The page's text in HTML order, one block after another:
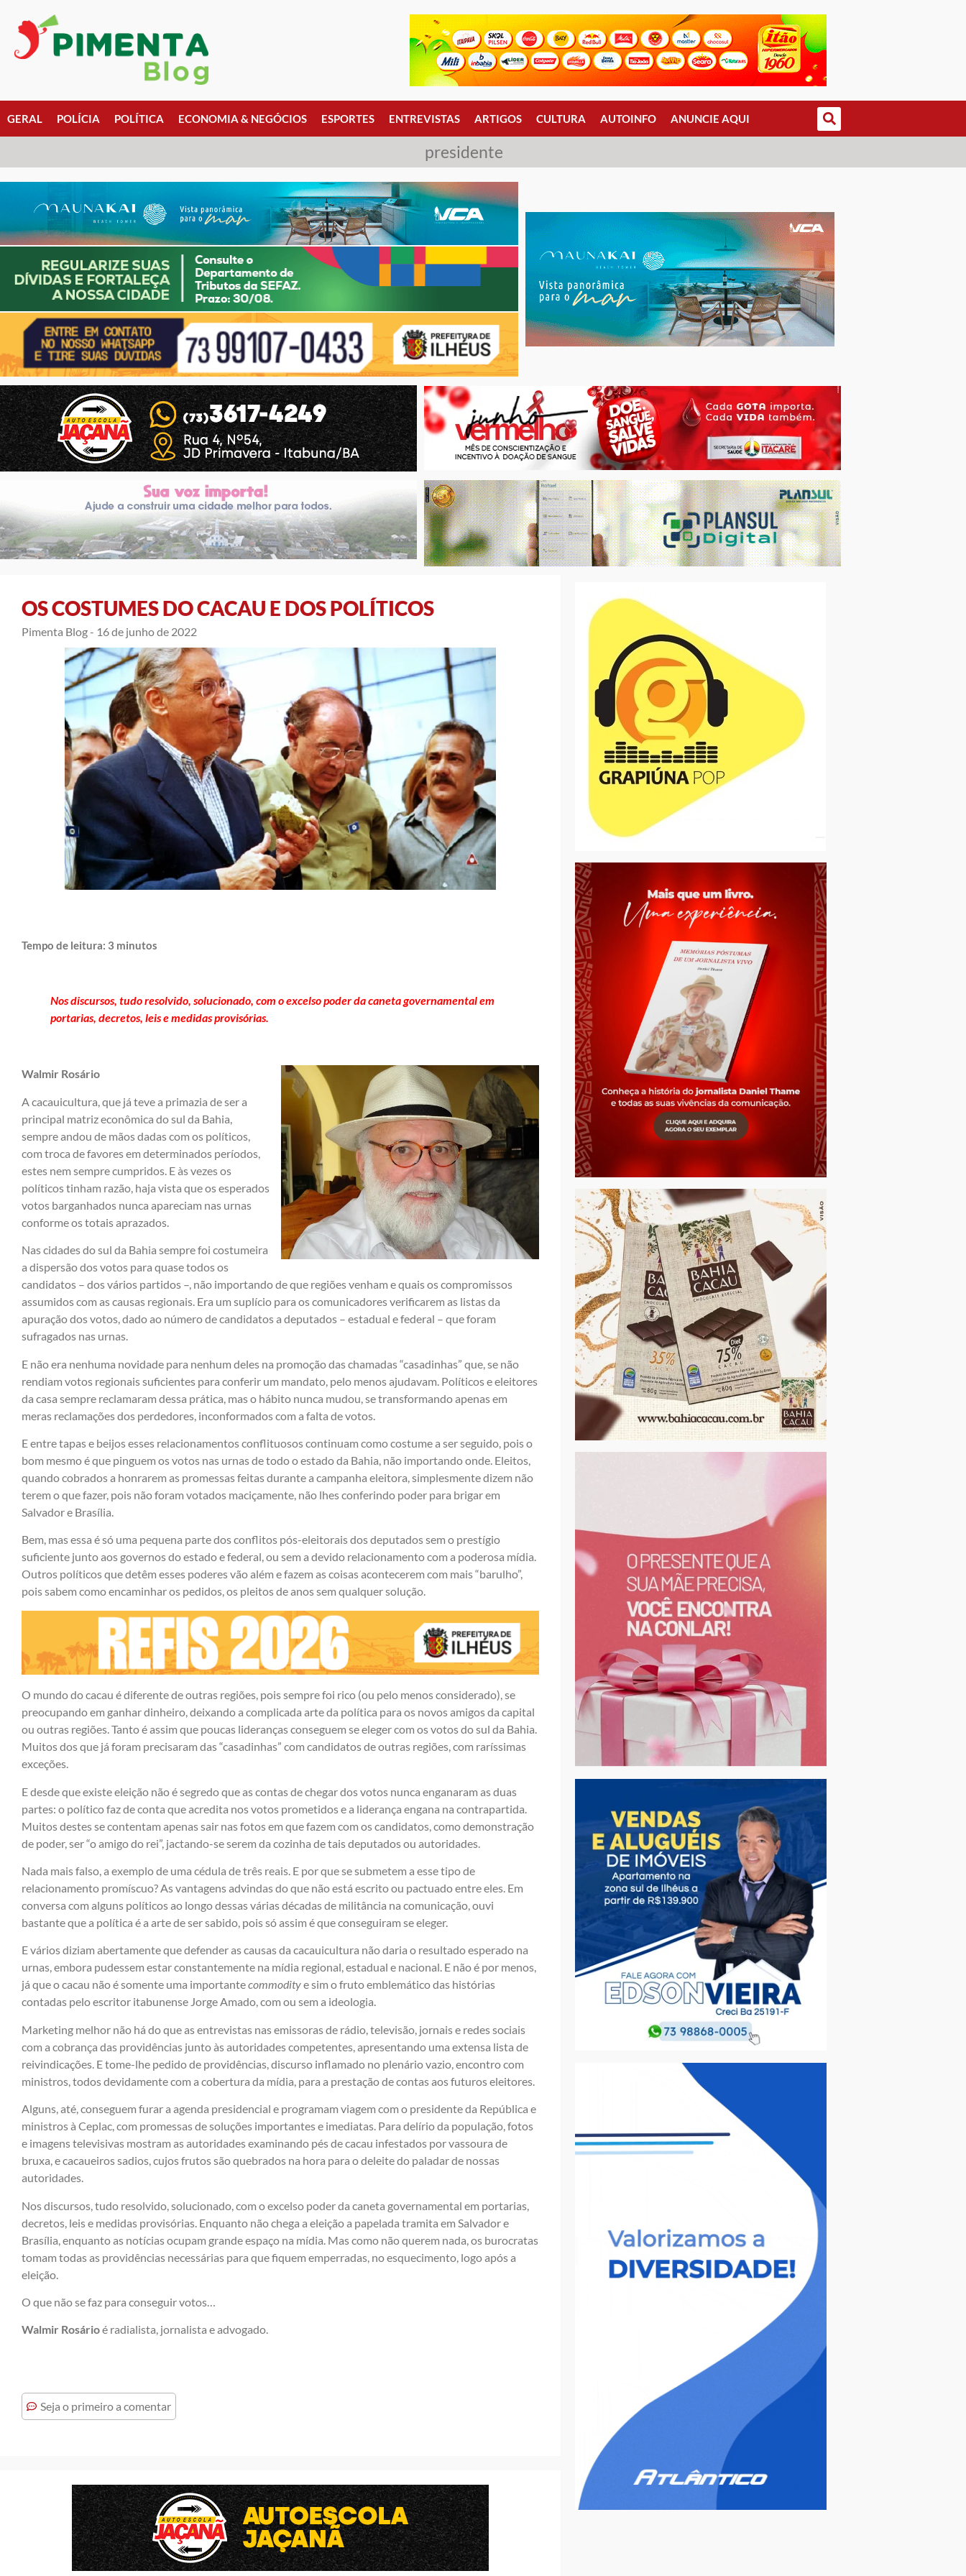
GERAL POLÍCIA POLÍTICA ECONOMIA & NEGÓCIOS ESPORTES ENTREVISTAS ARTIGOS CULTURA AUTOINFO ANUNCIE AQUI
presidente
OS COSTUMES DO CACAU E DOS POLÍTICOS
Pimenta Blog - 16 de junho de 2022
Tempo de leitura: 3 minutos
Nos discursos, tudo resolvido, solucionado, com o excelso poder da caneta governamental em
portarias, decretos, leis e medidas provisórias.
Walmir Rosário
A cacauicultura, que já teve a primazia de ser a
principal matriz econômica do sul da Bahia,
sempre andou de mãos dadas com os políticos,
com troca de favores em determinados períodos,
estes nem sempre cumpridos. E às vezes os
políticos tinham razão, haja vista que os esperados
votos barganhados nunca apareciam nas urnas
conforme os totais aprazados.
Nas cidades do sul da Bahia sempre foi costumeira
a dispersão dos votos para quase todos os
candidatos – dos vários partidos –, não importando de que regiões venham e quais os compromissos
assumidos com as causas regionais. Era um suplício para os comunicadores verificarem as listas da
apuração dos votos, dado ao número de candidatos a deputados – estadual e federal – que foram
sufragados nas urnas.
E não era nenhuma novidade para nenhum deles na promoção das chamadas “casadinhas” que, se não
rendiam votos regionais suficientes para conferir um mandato, pelo menos ajudavam. Políticos e eleitores
da casa sempre reclamaram dessa prática, mas o hábito nunca mudou, se transformando apenas em
meras reclamações dos perdedores, inconformados com a falta de votos.
E entre tapas e beijos esses relacionamentos conflituosos continuam como costume a ser seguido, pois o
bom mesmo é que pinguem os votos nas urnas de todo o estado da Bahia, não importando onde. Eleitos,
quando cobrados a honrarem as promessas feitas durante a campanha eleitora, simplesmente dizem não
terem o que fazer, pois não foram votados maciçamente, não lhes conferindo poder para brigar em
Salvador e Brasília.
Bem, mas essa é só uma pequena parte dos conflitos pós-eleitorais dos deputados sem o prestígio
suficiente junto aos governos do estado e federal, ou sem a devido relacionamento com a poderosa mídia.
Outros políticos que detêm esses poderes vão além e fazem as coisas acontecerem com mais “barulho”,
pois sabem como encaminhar os pedidos, os pleitos de anos sem qualquer solução.
O mundo do cacau é diferente de outras regiões, pois sempre foi rico (ou pelo menos considerado), se
preocupando em ganhar dinheiro, deixando a complicada arte da política para os novos amigos da capital
ou outras regiões. Tanto é assim que poucas lideranças conseguem se eleger com os votos do sul da Bahia.
Muitos dos que já foram precisaram das “casadinhas” com candidatos de outras regiões, com raríssimas
exceções.
E desde que existe eleição não é segredo que as contas de chegar dos votos nunca enganaram as duas
partes: o político faz de conta que acredita nos votos prometidos e a liderança engana na contrapartida.
Muitos destes se contentam apenas sair nas fotos em que fazem com os candidatos, como demonstração
de poder, ser “o amigo do rei”, jactando-se serem da cozinha de tais deputados ou autoridades.
Nada mais falso, a exemplo de uma cédula de três reais. E por que se submetem a esse tipo de
relacionamento promíscuo? As vantagens advindas do que não está escrito ou pactuado entre eles. Em
conversa com alguns políticos ao longo dessas várias décadas de militância na comunicação, ouvi
bastante que a política é a arte de ser sabido, pois só assim é que conseguiram se eleger.
E vários diziam abertamente que defender as causas da cacauicultura não daria o resultado esperado na
urnas, embora pudessem estar constantemente na mídia regional, estadual e nacional. E não é por menos,
já que o cacau não é somente uma importantecommoditye sim o fruto emblemático das histórias
contadas pelo escritor itabunense Jorge Amado, com ou sem a ideologia.
Marketing melhor não há do que as entrevistas nas emissoras de rádio, televisão, jornais e redes sociais
com a cobrança das providências junto às autoridades competentes, apresentando uma extensa lista de
reivindicações. E tome-lhe pedido de providências, discurso inflamado no plenário vazio, encontro com
ministros, todos devidamente com a cobertura da mídia, para a prestação de contas aos futuros eleitores.
Alguns, até, conseguem furar a agenda presidencial e programam viagem com o presidente da República e
ministros à Ceplac, com promessas de soluções importantes e imediatas. Para delírio da população, fotos
e imagens televisivas mostram as autoridades examinando pés de cacau infestados por vassoura de
bruxa, e cacaueiros sadios, cujos frutos são quebrados na hora para o deleite do paladar de nossas
autoridades.
Nos discursos, tudo resolvido, solucionado, com o excelso poder da caneta governamental em portarias,
decretos, leis e medidas provisórias. Enquanto não chega a eleição a papelada tramita em Salvador e
Brasília, enquanto as notícias ocupam grande espaço na mídia. Mas como não querem nada, os burocratas
tomam todas as providências necessárias para que fiquem emperradas, no esquecimento, logo após a
eleição.
O que não se faz para conseguir votos…
Walmir Rosárioé radialista, jornalista e advogado.
Seja o primeiro a comentar